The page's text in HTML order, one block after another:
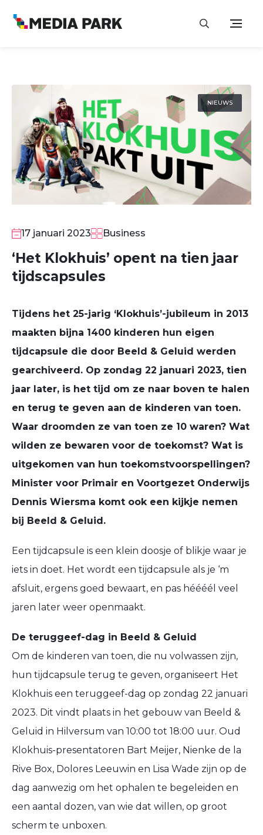
NIEUWS
17 januari 2023 Business
‘Het Klokhuis’ opent na tien jaar
tijdscapsules
Tijdens het 25-jarig ‘Klokhuis’-jubileum in 2013
maakten bijna 1400 kinderen hun eigen
tijdcapsule die door Beeld & Geluid werden
gearchiveerd. Op zondag 22 januari 2023, tien
jaar later, is het tijd om ze naar boven te halen
en terug te geven aan de kinderen van toen.
Waar droomden ze van toen ze 10 waren? Wat
wilden ze bewaren voor de toekomst? Wat is
uitgekomen van hun toekomstvoorspellingen?
Minister voor Primair en Voortgezet Onderwijs
Dennis Wiersma komt ook een kijkje nemen
bij Beeld & Geluid.
Een tijdcapsule is een klein doosje of blikje waar je
iets in doet. Het wordt een tijdcapsule als je ‘m
afsluit, ergens goed bewaart, en pas héééél veel
jaren later weer openmaakt.
De teruggeef-dag in Beeld & Geluid
Om de kinderen van toen, die nu volwassen zijn,
hun tijdcapsule terug te geven, organiseert Het
Klokhuis een teruggeef-dag op zondag 22 januari
2023. Dit vindt plaats in het gebouw van Beeld &
Geluid in Hilversum van 10:00 tot 18:00 uur. Oud
Klokhuis-presentatoren Bart Meijer, Nienke de la
Rive Box, Dolores Leeuwin en Lisa Wade zijn op de
dag aanwezig om het ophalen te begeleiden en
een aantal dozen, van wie dat willen, op groot
scherm te unboxen.